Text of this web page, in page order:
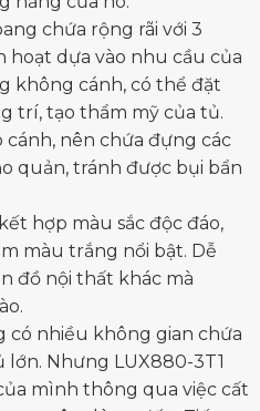
chứa rộng rãi với 3
hoạt dựa vào nhu cầu của
không cánh, có thể đặt
trí, tạo thẩm mỹ của tủ.
cánh, nên chứa đựng các
quản, tránh được bụi bẩn
hợp màu sắc độc đáo,
màu trắng nổi bật. Dễ
đồ nội thất khác mà
có nhiều không gian chứa
Nhưng LUX880-3T1
mình thông qua việc cất